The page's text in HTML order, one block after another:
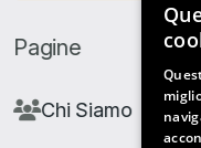
Pagine
Chi Siamo